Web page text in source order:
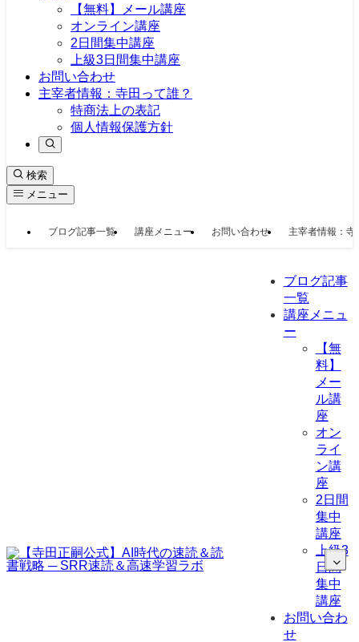
【無料】メール講座
オンライン講座
2日間集中講座
上級3日間集中講座
お問い合わせ
主宰者情報：寺田って誰？
特商法上の表記
個人情報保護方針
検索
メニュー
ブログ記事一覧 講座メニュー お問い合わせ 主宰者情報：寺
ブログ記事
一覧
講座メニュ
ー
【無
料】
メー
ル講
座
オン
ライ
ン講
座
2日間
集中
講座
上級3
日間
集中
講座
お問い合わ
せ